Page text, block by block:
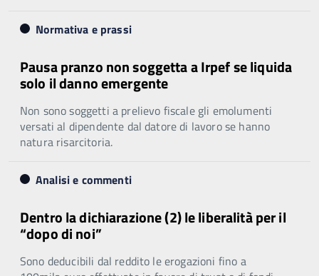
Normativa e prassi
Pausa pranzo non soggetta a Irpef se liquida
solo il danno emergente
Non sono soggetti a prelievo fiscale gli emolumenti
versati al dipendente dal datore di lavoro se hanno
natura risarcitoria.
Analisi e commenti
Dentro la dichiarazione (2) le liberalità per il
“dopo di noi”
Sono deducibili dal reddito le erogazioni fino a